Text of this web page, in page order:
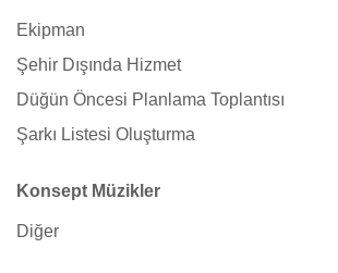
Ekipman
Şehir Dışında Hizmet
Düğün Öncesi Planlama Toplantısı
Şarkı Listesi Oluşturma
Konsept Müzikler
Diğer